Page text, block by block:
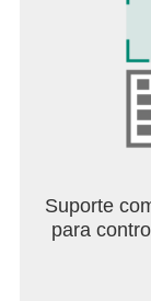
Suporte
para